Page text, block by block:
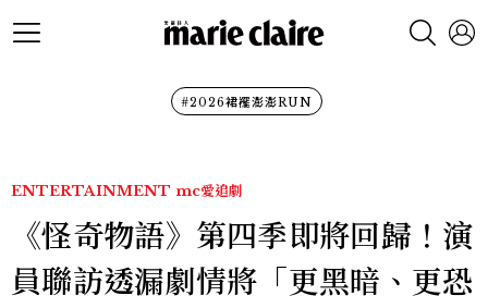
#2026裙襬澎澎RUN
ENTERTAINMENT mc愛追劇
《怪奇物語》第四季即將回歸！演
員聯訪透漏劇情將「更黑暗、更恐